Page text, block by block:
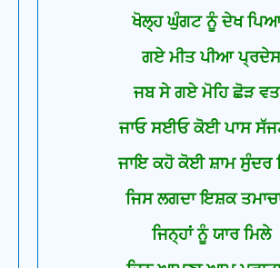
ਖੋਲ੍ਹ ਘੁੰਗਟ ਨੂੰ ਦੇਖ
ਗਏ ਮੀਤ ਪੀਆ
ਜਬ ਸੇ ਗਏ ਮੋਹਿ ਛੋੜ
ਜਾਓ ਸਈਓ ਕੋਈ ਪਾਸ
ਜਾਇ ਕਹੋ ਕੋਈ ਸ਼ਾਮ ਸੁੰਦਰ
ਜਿਸ ਲਗਦਾ ਇਸ਼ਕ
ਜਿਨ੍ਹਾਂ ਨੂੰ ਯਾਰ ਮਿਲੇ